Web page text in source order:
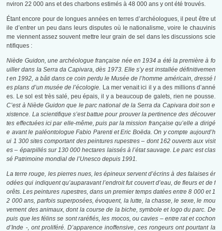
nviron 22 000 ans et des charbons estimés à 48 000 ans y ont été trouvés.
Étant encore pour de longues années en terres d’archéologues, il peut être ut
ile d’entrer un peu dans leurs disputes où le nationalisme, voire le chauvinis
me viennent assez souvent mettre leur grain de sel dans les discussions scie
ntifiques :
Niède Guidon, une archéologue française née en 1934 a été la première à fo
uiller dans la Serra da Capivara, dès 1973. Elle s’y est installée définitivemen
t en 1992, a bâti dans ce coin perdu le Musée de l’homme américain, dressé l
es plans d’un musée de l’écologie. La mer venait ici il y a des millions d’anné
es. Le sol est très salé, peu épais, il y a beaucoup de galets, rien ne pousse.
C’est à Niède Guidon que le parc national de la Serra da Capivara doit son e
xistence. La scientifique s’est battue pour prouver la pertinence des découver
tes effectuées ici par elle-même, puis par la mission française qu’elle a dirigé
e avant le paléontologue Fabio Parenti et Eric Boëda. On y compte aujourd’h
ui 1 300 sites comportant des peintures rupestres – dont 162 ouverts aux visit
es – éparpillés sur 130 000 hectares laissés à l’état sauvage. Le parc est clas
sé Patrimoine mondial de l’Unesco depuis 1991.
La terre rouge, les pierres nues, les épineux servent d’écrins à des falaises ér
odées qui indiquent qu’auparavant l’endroit fut couvert d’eau, de fleurs et de f
orêts. Les peintures rupestres, dans un premier temps datées entre 8 000 et 1
2 000 ans, parfois superposées, évoquent, la lutte, la chasse, le sexe, le mou
vement des animaux, dont la course de la biche, symbole et logo du parc. De
puis que les félins se sont raréfiés, les mocos, ou cavies – entre rat et cochon
d’Inde -, ont proliféré. D’apparence inoffensive, ces rongeurs ont pourtant la